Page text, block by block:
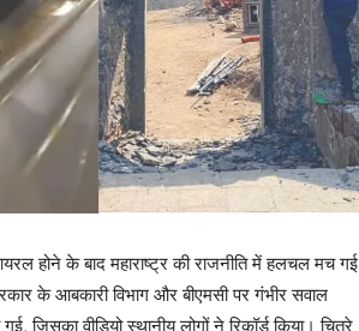
होने के बाद महाराष्ट्र की राजनीति में हलचल मच गई
के आबकारी विभाग और बीएमसी पर गंभीर सवाल
जिसका वीडियो स्थानीय लोगों ने रिकॉर्ड किया। चित्रे